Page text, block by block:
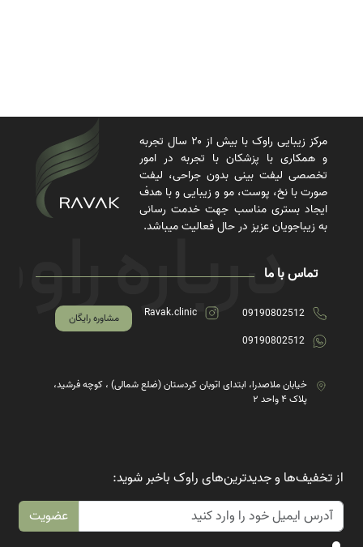
مرکز زیبایی راوک با بیش از ۲۰ سال تجربه
و همکاری با پزشکان با تجربه در امور
تخصصی لیفت بینی بدون جراحی، لیفت
صورت با نخ، پوست، مو و زیبایی و با هدف
ایجاد بستری مناسب جهت خدمت رسانی
به زیباجویان عزیز در حال فعالیت میباشد.
تماس با ما
09190802512
09190802512
Ravak.clinic مشاوره رایگان
خیابان ملاصدرا، ابتدای اتوبان کردستان (ضلع شمالی) ، کوچه فرشید،
پلاک ۴ واحد ۲
از تخفیف‌ها و جدیدترین‌های راوک باخبر شوید:
عضویت